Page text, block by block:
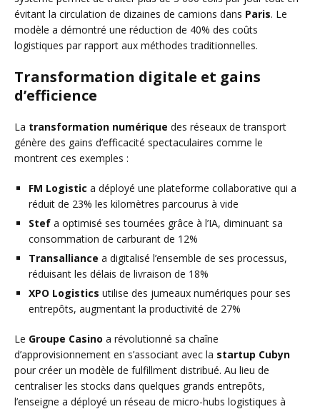
évitant la circulation de dizaines de camions dans Paris. Le
modèle a démontré une réduction de 40% des coûts
logistiques par rapport aux méthodes traditionnelles.
Transformation digitale et gains
d’efficience
La transformation numérique des réseaux de transport
génère des gains d’efficacité spectaculaires comme le
montrent ces exemples :
FM Logistic a déployé une plateforme collaborative qui a
réduit de 23% les kilomètres parcourus à vide
Stef a optimisé ses tournées grâce à l’IA, diminuant sa
consommation de carburant de 12%
Transalliance a digitalisé l’ensemble de ses processus,
réduisant les délais de livraison de 18%
XPO Logistics utilise des jumeaux numériques pour ses
entrepôts, augmentant la productivité de 27%
Le Groupe Casino a révolutionné sa chaîne
d’approvisionnement en s’associant avec la startup Cubyn
pour créer un modèle de fulfillment distribué. Au lieu de
centraliser les stocks dans quelques grands entrepôts,
l’enseigne a déployé un réseau de micro-hubs logistiques à